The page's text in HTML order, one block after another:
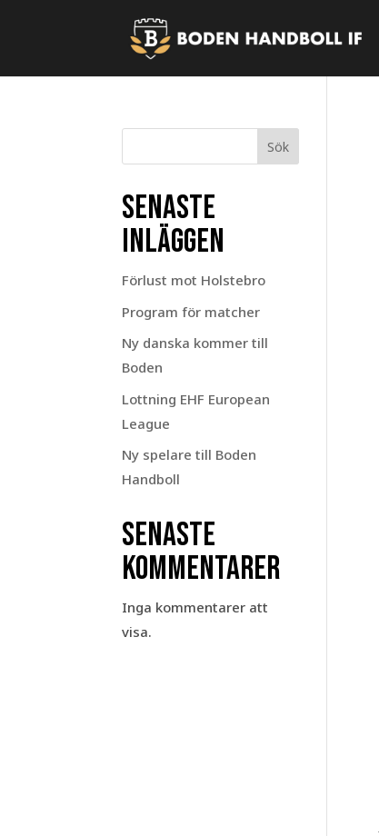
Sök
Senaste
inläggen
Förlust mot Holstebro
Program för matcher
Ny danska kommer till
Boden
Lottning EHF European
League
Ny spelare till Boden
Handboll
Senaste
kommentarer
Inga kommentarer att
visa.